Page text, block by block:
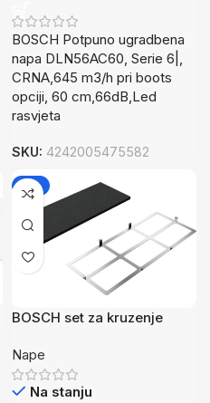
BOSCH Potpuno ugradbena
napa DLN56AC60, Serie 6|,
CRNA,645 m3/h pri boots
opciji, 60 cm,66dB,Led
rasvjeta
SKU: 4242005475582
-7%
BOSCH set za kruzenje
Nape
Na stanju